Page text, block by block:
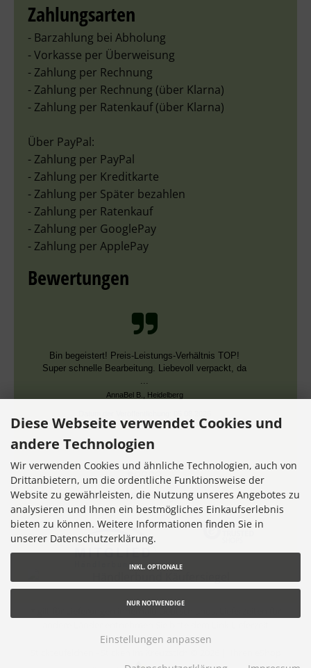
Zahlungsarten
- Barzahlung bei Abholung
- Vorkasse per Überweisung
- Zahlung per Rechnung
- Zahlung per Rechnung (über Klarna)
- Zahlung per Ratenkauf (über Klarna)
Über PayPal:
- Zahlung per PayPal
- Zahlung per Kreditkarte
- Zahlung per Später bezahlen
- Zahlung per Ratenkauf
- Zahlung per GooglePay
- Zahlung per ApplePay
Bewertungen
Schnelle Bearbeitung, nur leider falsche Farben,
die aber dieselben DMC Nummern trugen.
Datum der Kauferfahrung: 13.07.2026
7,355 Bewertungen
Diese Webseite verwendet Cookies und
andere Technologien
Wir verwenden Cookies und ähnliche Technologien, auch von
Drittanbietern, um die ordentliche Funktionsweise der
Website zu gewährleisten, die Nutzung unseres Angebotes zu
analysieren und Ihnen ein bestmögliches Einkaufserlebnis
bieten zu können. Weitere Informationen finden Sie in
unserer Datenschutzerklärung.
INKL. OPTIONALE
NUR NOTWENDIGE
Einstellungen anpassen